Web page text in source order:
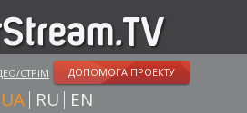
СТРІМ ДОПОМОГА ПРОЕКТУ
UA RU EN